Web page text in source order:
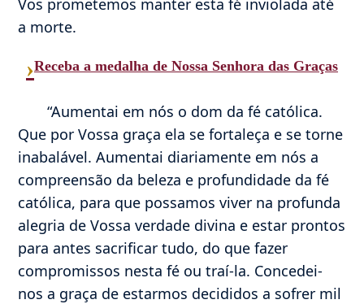
Vos prometemos manter esta fé inviolada até
a morte.
›Receba a medalha de Nossa Senhora das Graças
“Aumentai em nós o dom da fé católica.
Que por Vossa graça ela se fortaleça e se torne
inabalável. Aumentai diariamente em nós a
compreensão da beleza e profundidade da fé
católica, para que possamos viver na profunda
alegria de Vossa verdade divina e estar prontos
para antes sacrificar tudo, do que fazer
compromissos nesta fé ou traí-la. Concedei-
nos a graça de estarmos decididos a sofrer mil